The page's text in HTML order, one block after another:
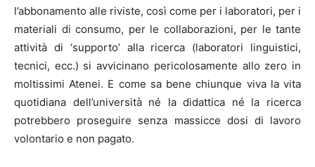
l’abbonamento alle riviste, così come per i laboratori, per i
materiali di consumo, per le collaborazioni, per le tante
attività di ‘supporto’ alla ricerca (laboratori linguistici,
tecnici, ecc.) si avvicinano pericolosamente allo zero in
moltissimi Atenei. E come sa bene chiunque viva la vita
quotidiana dell’università né la didattica né la ricerca
potrebbero proseguire senza massicce dosi di lavoro
volontario e non pagato.